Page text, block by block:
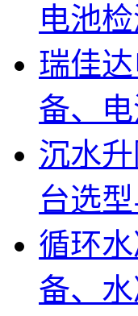
电池
瑞佳
备、
沉水
台选
循环
备、